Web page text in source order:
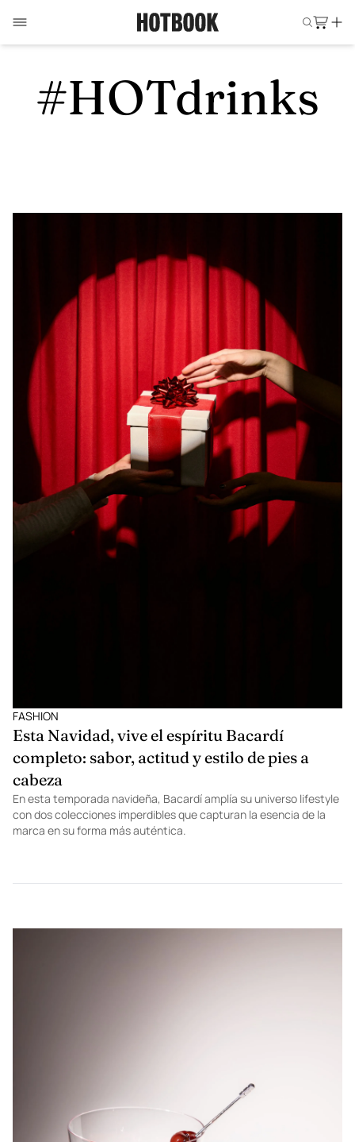
#HOTdrinks
FASHION
Esta Navidad, vive el espíritu Bacardí
completo: sabor, actitud y estilo de pies a
cabeza
En esta temporada navideña, Bacardí amplía su universo lifestyle
con dos colecciones imperdibles que capturan la esencia de la
marca en su forma más auténtica.